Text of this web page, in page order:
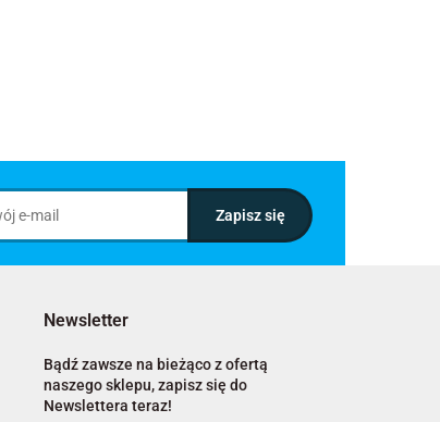
Newsletter
Bądź zawsze na bieżąco z ofertą
naszego sklepu, zapisz się do
Newslettera teraz!